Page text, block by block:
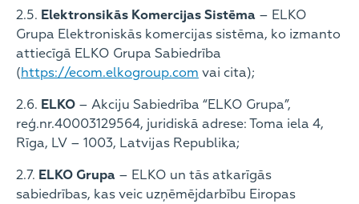
2.5. Elektronsikās Komercijas Sistēma – ELKO
Grupa Elektroniskās komercijas sistēma, ko izmanto
attiecīgā ELKO Grupa Sabiedrība
(https://ecom.elkogroup.com vai cita);
2.6. ELKO – Akciju Sabiedrība “ELKO Grupa”,
reģ.nr.40003129564, juridiskā adrese: Toma iela 4,
Rīga, LV – 1003, Latvijas Republika;
2.7. ELKO Grupa – ELKO un tās atkarīgās
sabiedrības, kas veic uzņēmējdarbību Eiropas